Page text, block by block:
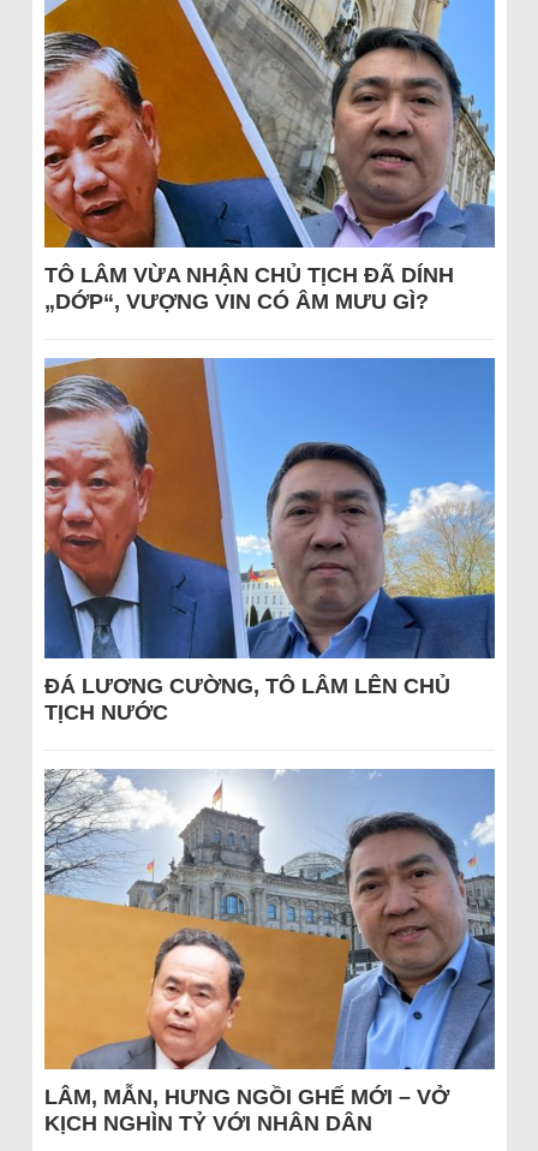
TÔ LÂM VỪA NHẬN CHỦ TỊCH ĐÃ DÍNH
„DỚP“, VƯỢNG VIN CÓ ÂM MƯU GÌ?
ĐÁ LƯƠNG CƯỜNG, TÔ LÂM LÊN CHỦ
TỊCH NƯỚC
LÂM, MẪN, HƯNG NGỒI GHẾ MỚI – VỞ
KỊCH NGHÌN TỶ VỚI NHÂN DÂN